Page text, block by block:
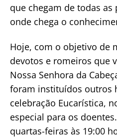
que chegam de todas
onde chega o
Hoje, com o objetivo de
devotos e romeiros que
Nossa Senhora da
foram instituídos outros
celebração Eucarística,
especial para os
quartas-feiras às 19:00